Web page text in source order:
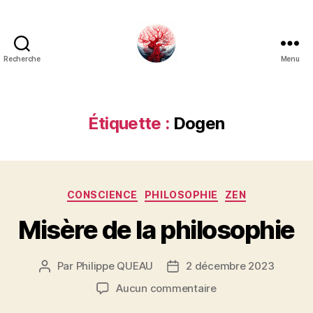
Recherche Menu
Étiquette : Dogen
Catégories
CONSCIENCE PHILOSOPHIE ZEN
Misère de la philosophie
Auteur
Par Philippe QUEAU
Date2 décembre 2023
Aucun commentairesur